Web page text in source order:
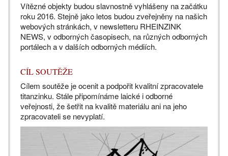
Vítězné objekty budou slavnostně vyhlášeny na začátku
roku 2016. Stejně jako letos budou zveřejněny na našich
webových stránkách, v newsletteru RHEINZINK
NEWS, v odborných časopisech, na různých odborných
portálech a v dalších odborných médiích.
CÍL SOUTĚŽE
Cílem soutěže je ocenit a podpořit kvalitní zpracovatele
titanzinku. Stále připomínáme laické i odborné
veřejnosti, že šetřit na kvalitě materiálu ani na jeho
zpracovateli se nevyplatí.